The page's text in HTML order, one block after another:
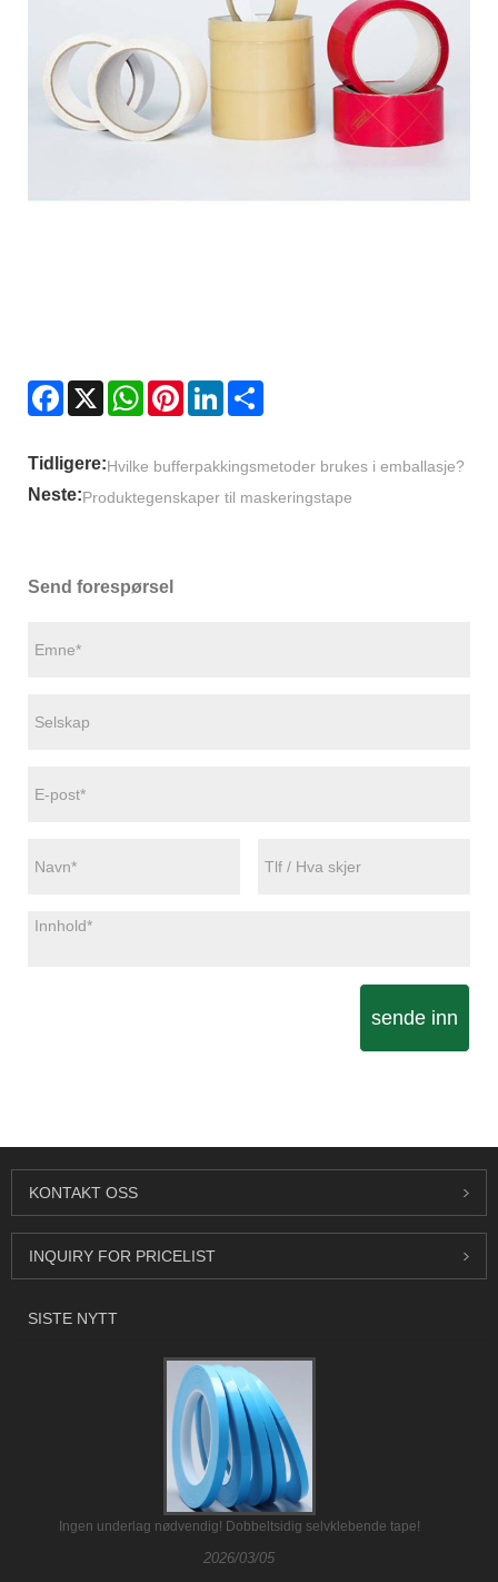
Facebook
X WhatsAppPinterestLinkedIn
Tidligere:Hvilke bufferpakkingsmetoder brukes i emballasje?
Neste:Produktegenskaper til maskeringstape
Send forespørsel
sende inn
KONTAKT OSS
INQUIRY FOR PRICELIST
SISTE NYTT
Ingen underlag nødvendig! Dobbeltsidig selvklebende tape!
2026/03/05